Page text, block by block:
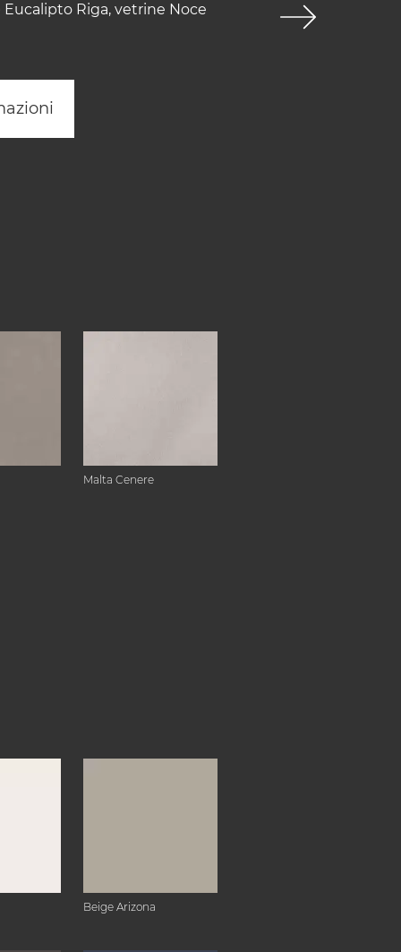
Riga, vetrine Noce
Malta Cenere
Beige Arizona